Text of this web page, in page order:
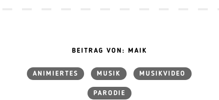
BEITRAG VON: MAIK
ANIMIERTES MUSIK MUSIKVIDEO
PARODIE